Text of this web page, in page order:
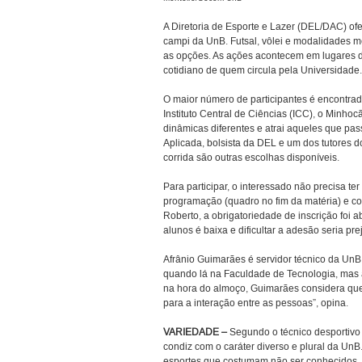
A Diretoria de Esporte e Lazer (DEL/DAC)
campi da UnB. Futsal, vôlei e modalidades
as opções. As ações acontecem em
cotidiano de quem circula pela Universidade.
O maior número de participantes é
Instituto Central de Ciências (ICC), o
dinâmicas diferentes e atrai aqueles que
Aplicada, bolsista da DEL e um dos tutores
corrida são outras escolhas disponíveis.
Para participar, o interessado não precisa
programação (quadro no fim da matéria) e
Roberto, a obrigatoriedade de inscrição foi
alunos é baixa e dificultar a adesão seria
Afrânio Guimarães é servidor técnico da
quando lá na Faculdade de Tecnologia,
na hora do almoço, Guimarães considera
para a interação entre as pessoas”, opina.
VARIEDADE –Segundo o técnico
condiz com o caráter diverso e plural da